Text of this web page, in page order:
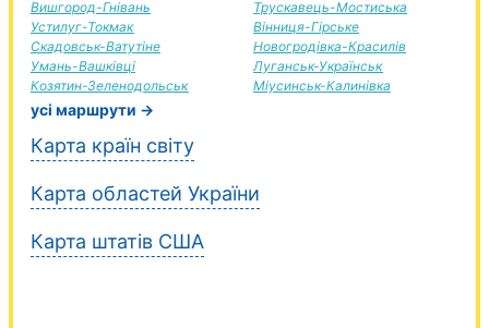
Вишгород-Гнівань
Устилуг-Токмак
Скадовськ-Ватутіне
Умань-Вашківці
Козятин-Зеленодольськ
Трускавець-Мостиська
Вінниця-Гірське
Новогродівка-Красилів
Луганськ-Українськ
Міусинськ-Калинівка
усі маршрути →
Карта країн світу
Карта областей України
Карта штатів США